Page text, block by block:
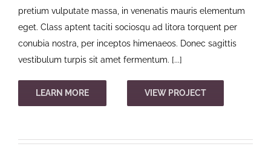
pretium vulputate massa, in venenatis mauris elementum
eget. Class aptent taciti sociosqu ad litora torquent per
conubia nostra, per inceptos himenaeos. Donec sagittis
vestibulum turpis sit amet fermentum. [...]
LEARN MORE VIEW PROJECT